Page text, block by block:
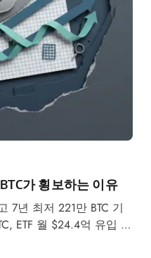
가 횡보하는 이유
7년 최저 221만 BTC 기
ETF 월 $24.4억 유입 속
합니다.